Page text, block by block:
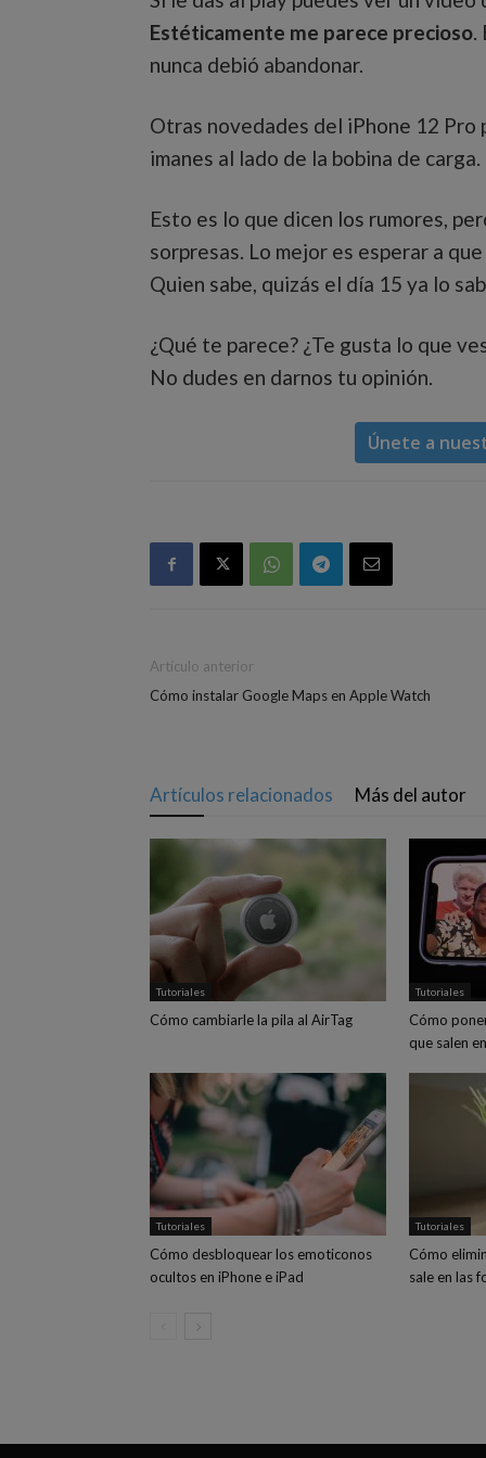
Estéticamente me parece precioso.
nunca debió abandonar.
Otras novedades del iPhone 12 Pro
imanes al lado de la bobina de carga.
Esto es lo que dicen los rumores,
sorpresas. Lo mejor es esperar a
Quien sabe, quizás el día 15 ya lo
¿Qué te parece? ¿Te gusta lo que
No dudes en darnos tu opinión.
Únete a
Artículo anterior
Cómo instalar Google Maps en Apple Watch
Artículos relacionados Más del autor
Tutoriales
Cómo cambiarle la pila al AirTag
Tutoriales
Cómo
que salen
Tutoriales
Cómo desbloquear los emoticonos
ocultos en iPhone e iPad
Tutoriales
Cómo
sale en las